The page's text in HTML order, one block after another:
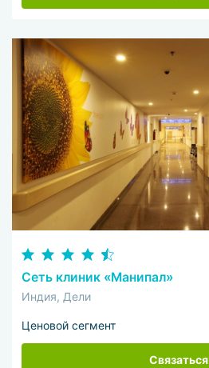
Сеть клиник «Манипал»
Индия, Дели
Ценовой сегмент
Связаться